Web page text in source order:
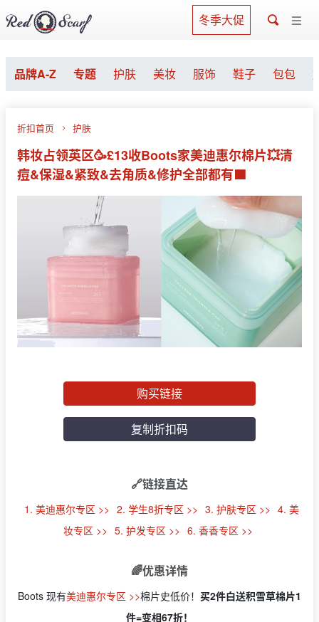
冬季大促
品牌A-Z 专题 护肤 美妆 服饰 鞋子 包包
折扣首页 护肤
韩妆占领英区🥳£13收Boots家美迪惠尔棉片💥清
痘&保湿&紧致&去角质&修护全部都有🟩
购买链接
复制折扣码
🔗链接直达
1. 美迪惠尔专区 >> 2. 学生8折专区 >> 3. 护肤专区 >> 4. 美
妆专区 >> 5. 护发专区 >> 6. 香香专区 >>
🌈优惠详情
Boots 现有美迪惠尔专区 >>棉片史低价！ 买2件白送积雪草棉片1
件=变相67折！